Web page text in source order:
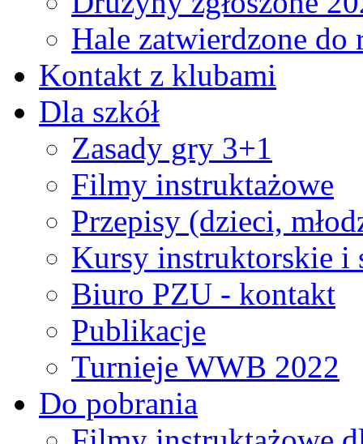
Hale zatwierdzone
Kontakt z klubami
Dla szkół
Zasady gry 3+1
Filmy instruktażowe
Przepisy (dzieci,
Kursy instruktorskie i
Biuro PZU - kontakt
Publikacje
Turnieje WWB 2022
Do pobrania